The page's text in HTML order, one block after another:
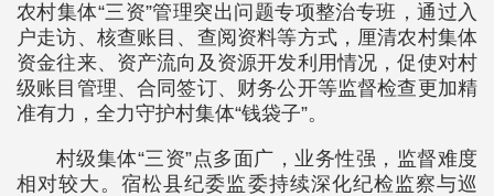
农村集体“三资”管理突出问题专项整治专班，通过入
户走访、核查账目、查阅资料等方式，厘清农村集体
资金往来、资产流向及资源开发利用情况，促使对村
级账目管理、合同签订、财务公开等监督检查更加精
准有力，全力守护村集体“钱袋子”。
村级集体“三资”点多面广，业务性强，监督难度
相对较大。宿松县纪委监委持续深化纪检监察与巡